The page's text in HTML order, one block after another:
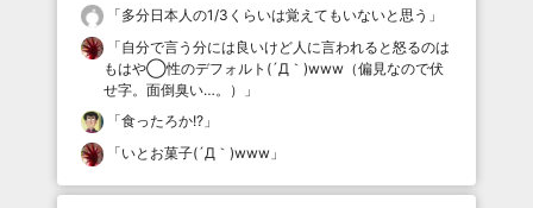
「多分日本人の1/3くらいは覚えてもいないと思う 」
「自分で言う分には良いけど人に言われると怒るのは
もはや◯性のデフォルト(´Д｀)www（偏見なので伏
せ字。面倒臭い…。）
」
「食ったろか!? 」
「いとお菓子(´Д｀)www 」